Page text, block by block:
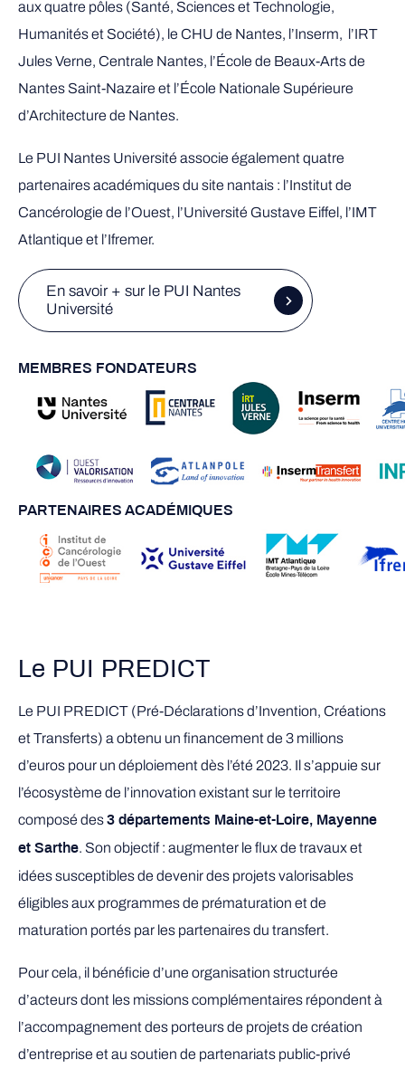
aux quatre pôles (Santé, Sciences et Technologie,
Humanités et Société), le CHU de Nantes, l’Inserm, l’IRT
Jules Verne, Centrale Nantes, l’École de Beaux-Arts de
Nantes Saint-Nazaire et l’École Nationale Supérieure
d’Architecture de Nantes.
Le PUI Nantes Université associe également quatre
partenaires académiques du site nantais : l’Institut de
Cancérologie de l’Ouest, l’Université Gustave Eiffel, l’IMT
Atlantique et l’Ifremer.
En savoir + sur le PUI Nantes
Université
MEMBRES FONDATEURS
PARTENAIRES ACADÉMIQUES
Le PUI PREDICT
Le PUI PREDICT (Pré-Déclarations d’Invention, Créations
et Transferts) a obtenu un financement de 3 millions
d’euros pour un déploiement dès l’été 2023. Il s’appuie sur
l’écosystème de l’innovation existant sur le territoire
composé des 3 départements Maine-et-Loire, Mayenne
et Sarthe. Son objectif : augmenter le flux de travaux et
idées susceptibles de devenir des projets valorisables
éligibles aux programmes de prématuration et de
maturation portés par les partenaires du transfert.
Pour cela, il bénéficie d’une organisation structurée
d’acteurs dont les missions complémentaires répondent à
l’accompagnement des porteurs de projets de création
d’entreprise et au soutien de partenariats public-privé